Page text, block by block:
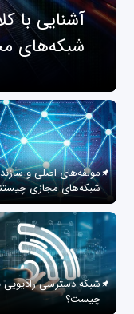
آشنایی با
شبکه‌های
مولفه‌های اصلی و
شبکه‌های مجازی
شبکه دسترسی رادیویی
چیست؟